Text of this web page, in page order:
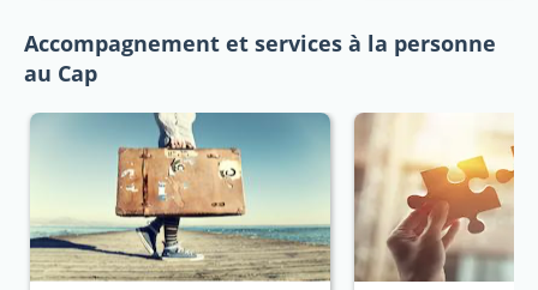
Accompagnement et services à la personne
au Cap